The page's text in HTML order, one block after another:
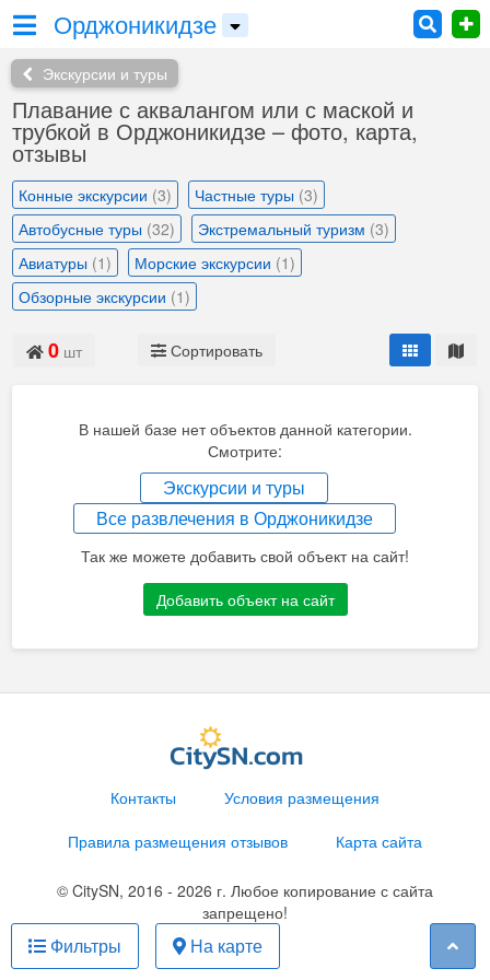
Орджоникидзе
Экскурсии и туры
Плавание с аквалангом или с маской и
трубкой в Орджоникидзе – фото, карта,
отзывы
Конные экскурсии (3) Частные туры (3)
Автобусные туры (32) Экстремальный туризм (3)
Авиатуры (1) Морские экскурсии (1)
Обзорные экскурсии (1)
0 шт Сортировать
В нашей базе нет объектов данной категории.
Смотрите:
Экскурсии и туры
Все развлечения в Орджоникидзе
Так же можете добавить свой объект на сайт!
Добавить объект на сайт
Фильтры На карте
Контакты
Условия размещения
Правила размещения отзывов
Карта сайта
© CitySN, 2016 - 2026 г. Любое копирование с сайта
запрещено!